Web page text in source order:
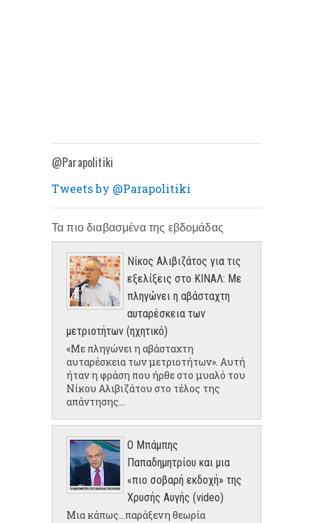
@Parapolitiki
Tweets by @Parapolitiki
Τα πιο διαβασμένα της εβδομάδας
Νίκος Αλιβιζάτος για τις
εξελίξεις στο ΚΙΝΑΛ: Με
πληγώνει η αβάσταχτη
αυταρέσκεια των
μετριοτήτων (ηχητικό)
«Με πληγώνει η αβάσταχτη
αυταρέσκεια των μετριοτήτων». Αυτή
ήταν η φράση που ήρθε στο μυαλό του
Νίκου Αλιβιζάτου στο τέλος της
απάντησης...
Ο Μπάμπης
Παπαδημητρίου και μια
«πιο σοβαρή εκδοχή» της
Χρυσής Αυγής (video)
Μια κάπως...παράξενη θεωρία